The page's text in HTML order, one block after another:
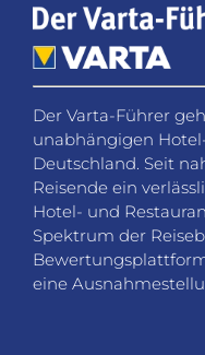
Der Varta-Führer
unabhängigen
Deutschland. Seit
Reisende ein
Hotel- und
Spektrum der
eine